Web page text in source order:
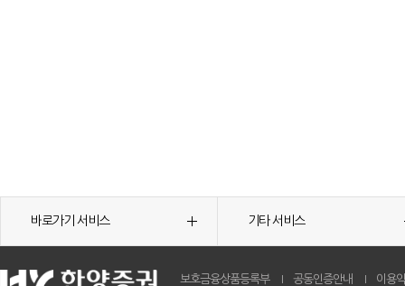
바로가기 서비스 기타 서비스
보호금융상품등록부 공동인증안내 이용